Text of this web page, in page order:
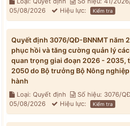
05/08/2026
Hiệu lực: Kiểm tra
Quyết định 3076/QĐ-BNNMT năm
phục hồi và tăng cường quản lý
quan trọng giai đoạn 2026 - 2035,
2050 do Bộ trưởng Bộ Nông
hành
Loại: Quyết định Số hiệu: 3076/
05/08/2026
Hiệu lực: Kiểm tra